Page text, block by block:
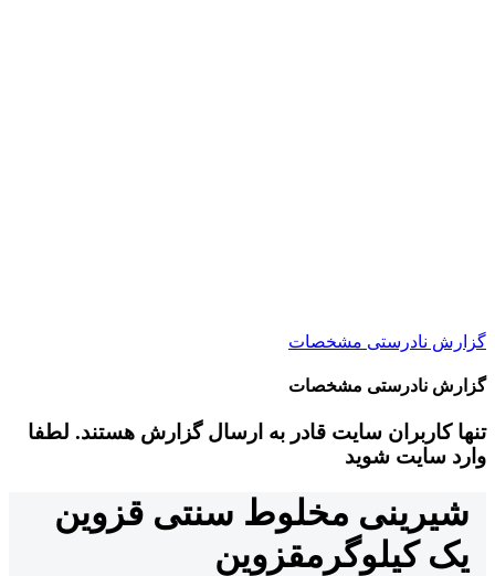
گزارش نادرستی مشخصات
گزارش نادرستی مشخصات
تنها کاربران سایت قادر به ارسال گزارش هستند. لطفا
وارد سایت شوید
شیرینی مخلوط سنتی قزوین
یک کیلوگرمقزوین